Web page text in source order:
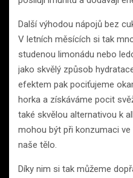
Další výhodou nápojů bez
V letních měsících si tak
studenou limonádu nebo
jako skvělý způsob
efektem pak pociťujeme
horka a získáváme pocit
také skvělou alternativou k
mohou být při konzumaci
naše tělo.
Díky nim si tak můžeme